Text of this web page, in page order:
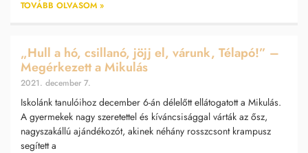
TOVÁBB OLVASOM »
„Hull a hó, csillanó, jöjj el, várunk, Télapó!” –
Megérkezett a Mikulás
2021. december 7.
Iskolánk tanulóihoz december 6-án délelőtt ellátogatott a Mikulás.
A gyermekek nagy szeretettel és kíváncsisággal várták az ősz,
nagyszakállú ajándékozót, akinek néhány rosszcsont krampusz
segített a